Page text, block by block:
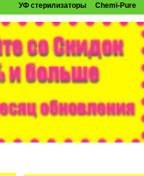
УФ стерилизаторы
Chemi-Pure